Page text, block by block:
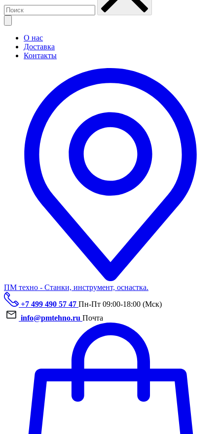
О нас
Доставка
Контакты
ПМ техно - Станки, инструмент, оснастка.
+7 499 490 57 47 Пн-Пт 09:00-18:00 (Мск)
info@pmtehno.ru Почта